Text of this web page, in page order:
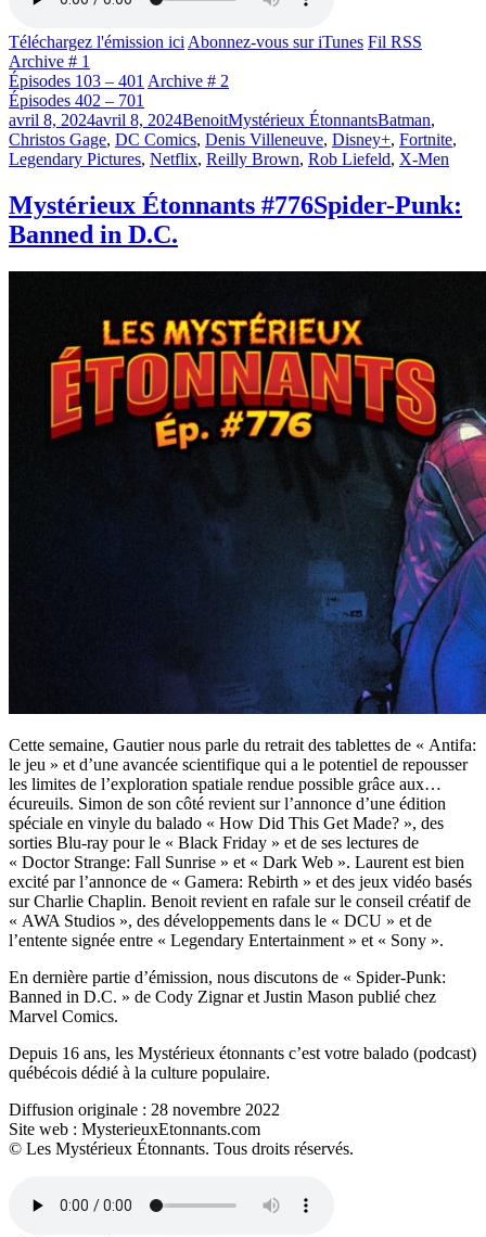
Téléchargez l'émission ici Abonnez-vous sur iTunes Fil RSS
Archive # 1
Épisodes 103 – 401 Archive # 2
Épisodes 402 – 701
Publié
le
avril 8, 2024avril 8, 2024BenoitCatégories
Mystérieux ÉtonnantsÉtiquettes
Batman,
Christos Gage, DC Comics, Denis Villeneuve, Disney+, Fortnite,
Legendary Pictures, Netflix, Reilly Brown, Rob Liefeld, X-Men
Mystérieux Étonnants #776Spider-Punk:
Banned in D.C.
Cette semaine, Gautier nous parle du retrait des tablettes de « Antifa:
le jeu » et d’une avancée scientifique qui a le potentiel de repousser
les limites de l’exploration spatiale rendue possible grâce aux…
écureuils. Simon de son côté revient sur l’annonce d’une édition
spéciale en vinyle du balado « How Did This Get Made? », des
sorties Blu-ray pour le « Black Friday » et de ses lectures de
« Doctor Strange: Fall Sunrise » et « Dark Web ». Laurent est bien
excité par l’annonce de « Gamera: Rebirth » et des jeux vidéo basés
sur Charlie Chaplin. Benoit revient en rafale sur le conseil créatif de
« AWA Studios », des développements dans le « DCU » et de
l’entente signée entre « Legendary Entertainment » et « Sony ».
En dernière partie d’émission, nous discutons de « Spider-Punk:
Banned in D.C. » de Cody Zignar et Justin Mason publié chez
Marvel Comics.
Depuis 16 ans, les Mystérieux étonnants c’est votre balado (podcast)
québécois dédié à la culture populaire.
Diffusion originale : 28 novembre 2022
Site web : MysterieuxEtonnants.com
© Les Mystérieux Étonnants. Tous droits réservés.